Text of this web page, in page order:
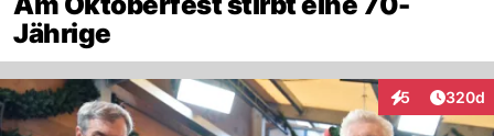
Jährige
5
Interaktionen
320d